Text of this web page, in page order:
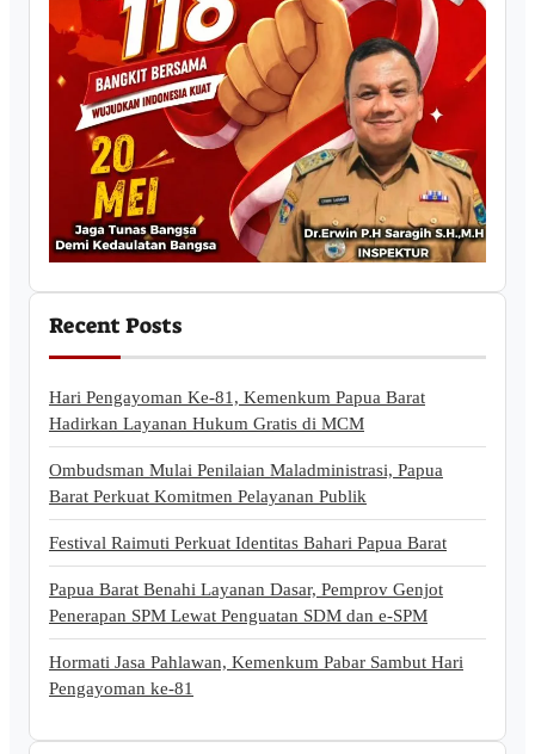
Recent Posts
Hari Pengayoman Ke-81, Kemenkum Papua Barat
Hadirkan Layanan Hukum Gratis di MCM
Ombudsman Mulai Penilaian Maladministrasi, Papua
Barat Perkuat Komitmen Pelayanan Publik
Festival Raimuti Perkuat Identitas Bahari Papua Barat
Papua Barat Benahi Layanan Dasar, Pemprov Genjot
Penerapan SPM Lewat Penguatan SDM dan e-SPM
Hormati Jasa Pahlawan, Kemenkum Pabar Sambut Hari
Pengayoman ke-81